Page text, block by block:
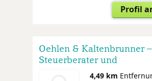
Profil
Oehlen & Kaltenbrunner –
Steuerberater und
Wirtschaftsprüfer in
4,49 km